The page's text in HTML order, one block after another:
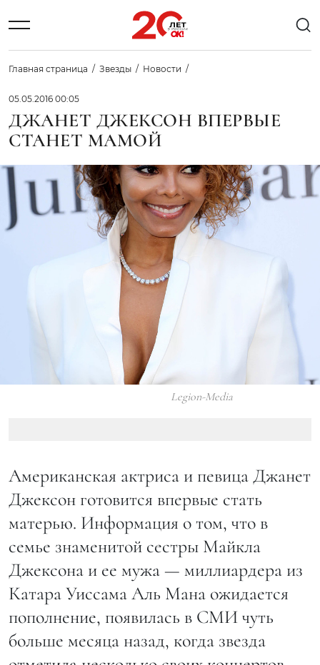
Главная страница Звезды Новости
05.05.2016 00:05
ДЖАНЕТ ДЖЕКСОН ВПЕРВЫЕ
СТАНЕТ МАМОЙ
Legion-Media
Американская актриса и певица Джанет
Джексон готовится впервые стать
матерью. Информация о том, что в
семье знаменитой сестры Майкла
Джексона и ее мужа — миллиардера из
Катара Уиссама Аль Мана ожидается
пополнение, появилась в СМИ чуть
больше месяца назад, когда звезда